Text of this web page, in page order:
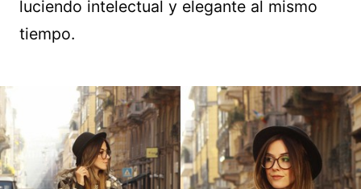
luciendo intelectual y elegante al mismo
tiempo.